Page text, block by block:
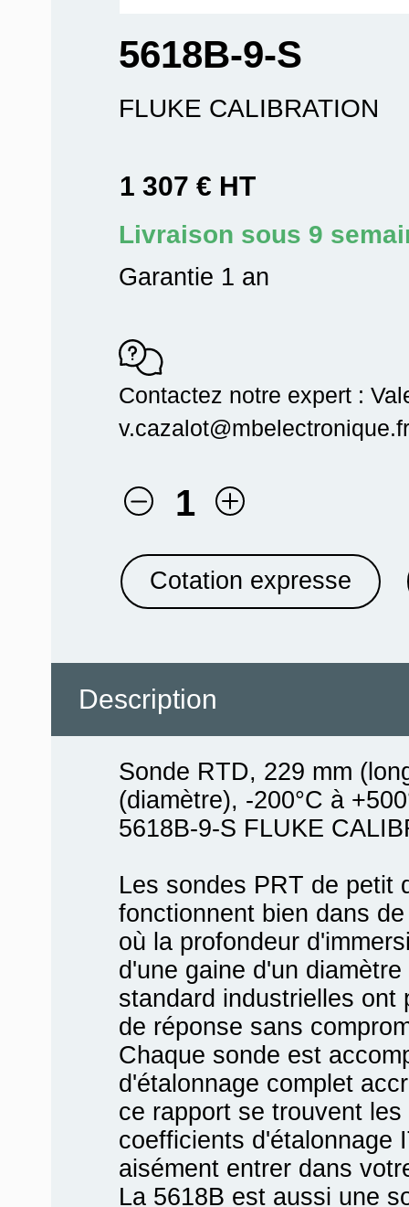
5618B-9-S
FLUKE CALIBRATION
1 307 € HT
Livraison sous 9
Garantie 1 an
Contactez notre expert :
1
Cotation expresse
Description
Sonde RTD, 229 mm
(diamètre), -200°C à
5618B-9-S FLUKE
Les sondes PRT de petit
fonctionnent bien dans
où la profondeur
d'une gaine d'un
standard industrielles ont
de réponse sans
Chaque sonde est
d'étalonnage complet
ce rapport se trouvent
coefficients d'étalonnage
aisément entrer dans
La 5618B est aussi une